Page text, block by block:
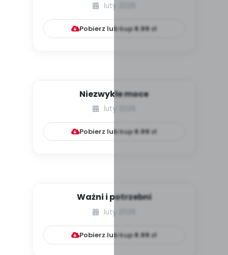
luty 2026
Pobierz lub kup8.99zł
Niezwykłe moce
luty 2026
Pobierz lub kup8.99zł
Ważni i potrzebni
luty 2026
Pobierz lub kup8.99zł